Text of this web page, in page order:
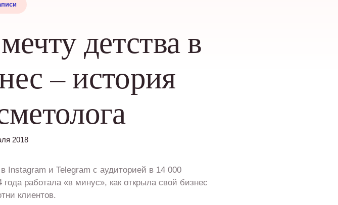
детства в
– история
2018
Instagram и Telegram с аудиторией в 14 000
работала «в минус», как открыла свой бизнес
клиентов.